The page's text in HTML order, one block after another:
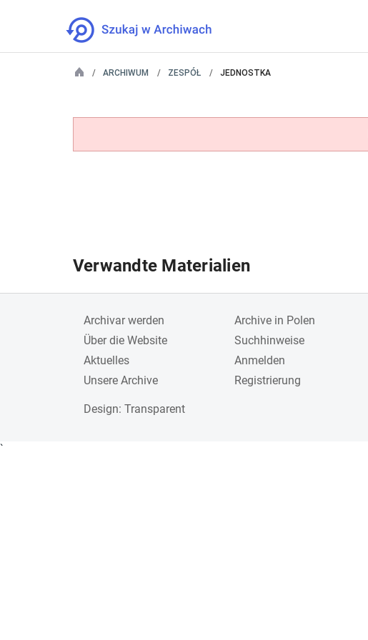
ARCHIWUM ZESPÓŁ JEDNOSTKA
Verwandte Materialien
Archivar werden
Über die Website
Aktuelles
Unsere Archive
Archive in Polen
Suchhinweise
Anmelden
Registrierung
Design: Transparent
`